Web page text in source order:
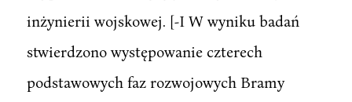
inżynierii wojskowej. [-I W wyniku badań
stwierdzono występowanie czterech
podstawowych faz rozwojowych Bramy